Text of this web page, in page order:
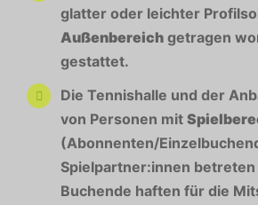
glatter oder leichter
Außenbereich getragen
gestattet.
Die Tennishalle und der
von Personen mit
(Abonnenten/
Spielpartner:innen
Buchende haften für die